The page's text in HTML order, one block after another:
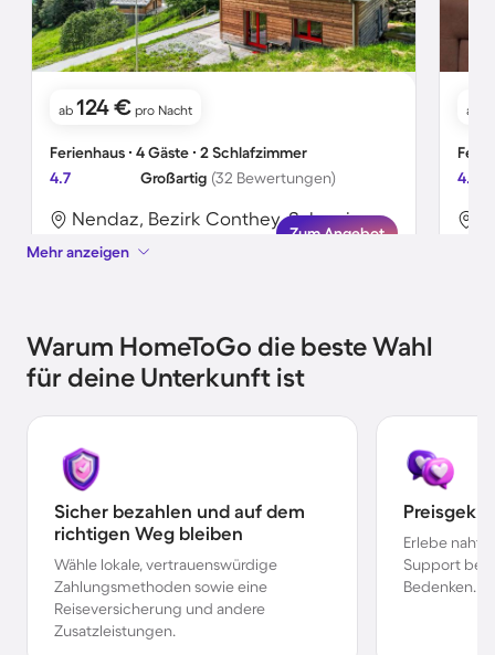
ab 124 € pro Nacht
Ferienhaus ∙ 4 Gäste ∙ 2 Schlafzimmer
4.7
Großartig (32 Bewertungen)
Nendaz, Bezirk Conthey, Schweiz
Zum Angebot
ab
4.6
Mehr anzeigen
Warum HomeToGo die beste Wahl
für deine Unterkunft ist
Sicher bezahlen und auf dem
richtigen Weg bleiben
Wähle lokale, vertrauenswürdige
Zahlungsmethoden sowie eine
Reiseversicherung und andere
Zusatzleistungen.
Erlebe
Support bei
Bedenken.